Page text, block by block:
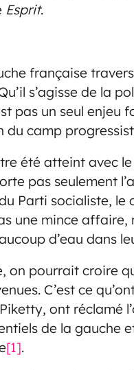
Esprit.
française
s’agisse de la
pas un seul enjeu
du camp
été atteint avec
pas seulement
Parti socialiste,
une mince
d’eau dans
on pourrait croire
C’est ce
ont réclamé
de la gauche
[1].